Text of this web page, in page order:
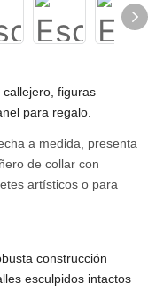
figuras
para regalo.
a medida, presenta
de collar con
artísticos o para
construcción
esculpidos intactos